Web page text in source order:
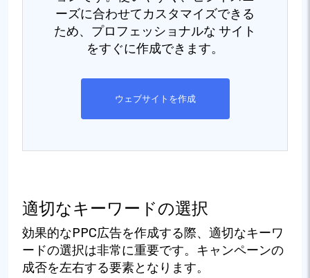
ーズに合わせてカスタマイズできる
ため、プロフェッショナルな サイト
をすぐに作成できます。
ウェブサイトを作成
適切なキーワードの選択
効果的なPPC広告を作成する際、適切なキーワ
ードの選択は非常に重要です。キャンペーンの
成否を左右する要素となります。